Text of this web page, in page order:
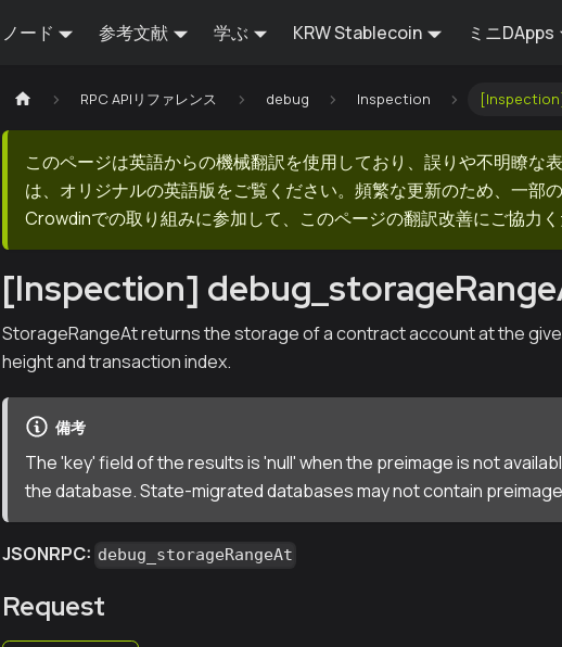
ノード 参考文献 学ぶ KRW Stablecoin ミニDApps
RPC APIリファレンス debug Inspection
このページは英語からの機械翻訳を使用しており、誤りや不明瞭な
は、オリジナルの英語版をご覧ください。頻繁な更新のため、一部
Crowdinでの取り組みに参加して、このページの翻訳改善にご協力く
[Inspection]
StorageRangeAt returns the storage of a contract account at the
height and transaction index.
備考
The 'key' field of the results is 'null' when the preimage is not
the database. State-migrated databases may not contain
JSONRPC: debug_storageRangeAt
Request